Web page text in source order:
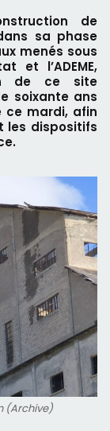
de
sa phase
menés sous
et l’ADEME,
de ce site
soixante ans
ce mardi, afin
les dispositifs
(Archive)